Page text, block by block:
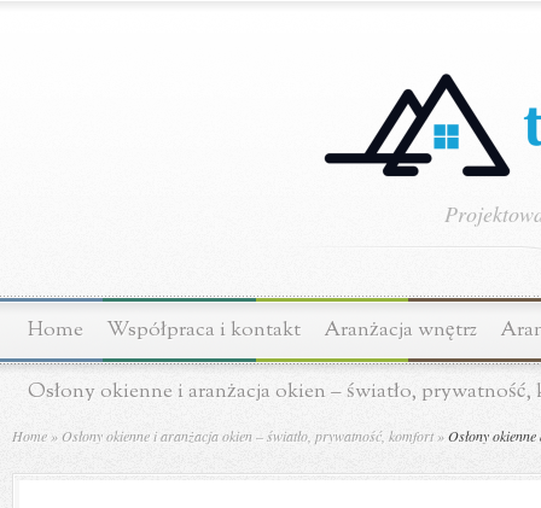
Home Współpraca i kontakt Aranżacja wnętrz
Osłony okienne i aranżacja okien – światło,
Home » Osłony okienne i aranżacja okien – światło, prywatność, komfort »Osłony